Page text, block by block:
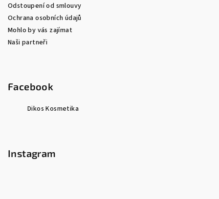
Odstoupení od smlouvy
Ochrana osobních údajů
Mohlo by vás zajímat
Naši partneři
Facebook
Dikos Kosmetika
Instagram